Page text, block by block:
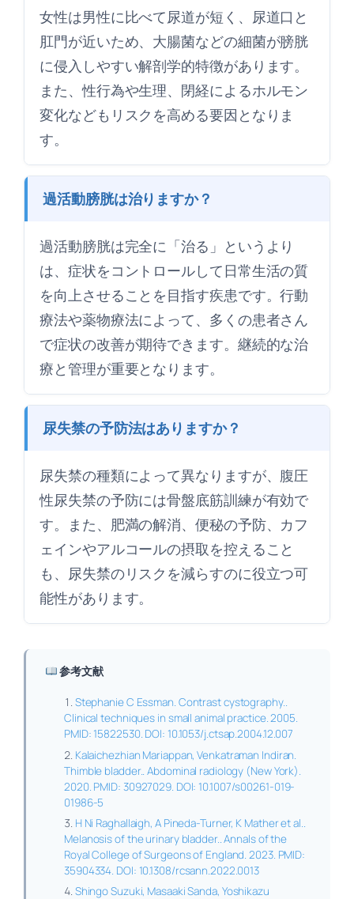
女性は男性に比べて尿道が短く、尿道口と
肛門が近いため、大腸菌などの細菌が膀胱
に侵入しやすい解剖学的特徴があります。
また、性行為や生理、閉経によるホルモン
変化などもリスクを高める要因となりま
す。
過活動膀胱は治りますか？
過活動膀胱は完全に「治る」というより
は、症状をコントロールして日常生活の質
を向上させることを目指す疾患です。行動
療法や薬物療法によって、多くの患者さん
で症状の改善が期待できます。継続的な治
療と管理が重要となります。
尿失禁の予防法はありますか？
尿失禁の種類によって異なりますが、腹圧
性尿失禁の予防には骨盤底筋訓練が有効で
す。また、肥満の解消、便秘の予防、カフ
ェインやアルコールの摂取を控えること
も、尿失禁のリスクを減らすのに役立つ可
能性があります。
参考文献
Stephanie C Essman. Contrast cystography..
Clinical techniques in small animal practice. 2005.
PMID: 15822530. DOI: 10.1053/j.ctsap.2004.12.007
Kalaichezhian Mariappan, Venkatraman Indiran.
Thimble bladder.. Abdominal radiology (New York).
2020. PMID: 30927029. DOI: 10.1007/s00261-019-
01986-5
H Ni Raghallaigh, A Pineda-Turner, K Mather et al..
Melanosis of the urinary bladder.. Annals of the
Royal College of Surgeons of England. 2023. PMID:
35904334. DOI: 10.1308/rcsann.2022.0013
Shingo Suzuki, Masaaki Sanda, Yoshikazu